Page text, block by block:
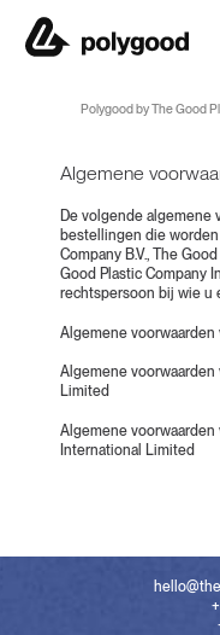
Polygood by The Good
Algemene
De volgende algemene
bestellingen die
Company B.V., The
Good Plastic Company
rechtspersoon bij wie u
Algemene voorwaarden
A lgemene
Limited
Algemene voorwaarden
International Limited